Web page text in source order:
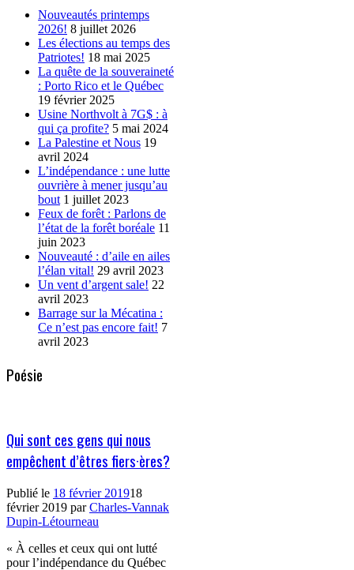
Nouveautés printemps
2026! 8 juillet 2026
Les élections au temps des
Patriotes! 18 mai 2025
La quête de la souveraineté
: Porto Rico et le Québec
19 février 2025
Usine Northvolt à 7G$ : à
qui ça profite? 5 mai 2024
La Palestine et Nous 19
avril 2024
L’indépendance : une lutte
ouvrière à mener jusqu’au
bout 1 juillet 2023
Feux de forêt : Parlons de
l’état de la forêt boréale 11
juin 2023
Nouveauté : d’aile en ailes
l’élan vital! 29 avril 2023
Un vent d’argent sale! 22
avril 2023
Barrage sur la Mécatina :
Ce n’est pas encore fait! 7
avril 2023
Poésie
Qui sont ces gens qui nous
empêchent d’êtres fiers·ères?
Publié le 18 février 201918
février 2019 parCharles-Vannak
Dupin-Létourneau
« À celles et ceux qui ont lutté
pour l’indépendance du Québec